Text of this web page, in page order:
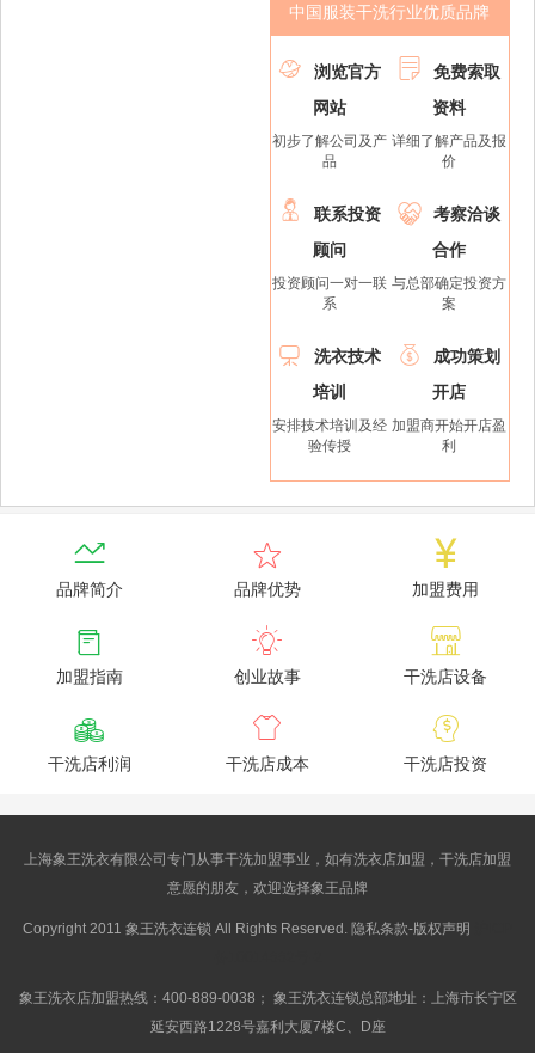
中国服装干洗行业优质品牌

浏览官方
网站
初步了解公司及产
品

免费索取
资料
详细了解产品及报
价

联系投资
顾问
投资顾问一对一联
系

考察洽谈
合作
与总部确定投资方
案

洗衣技术
培训
安排技术培训及经
验传授

成功策划
开店
加盟商开始开店盈
利

品牌简介

品牌优势

加盟费用

加盟指南

创业故事

干洗店设备

干洗店利润

干洗店成本

干洗店投资
上海象王洗衣有限公司专门从事干洗加盟事业，如有洗衣店加盟，干洗店加盟
意愿的朋友，欢迎选择象王品牌
Copyright 2011 象王洗衣连锁 All Rights Reserved. 隐私条款-版权声明
象王洗衣店加盟热线：400-889-0038； 象王洗衣连锁总部地址：上海市长宁区
延安西路1228号嘉利大厦7楼C、D座